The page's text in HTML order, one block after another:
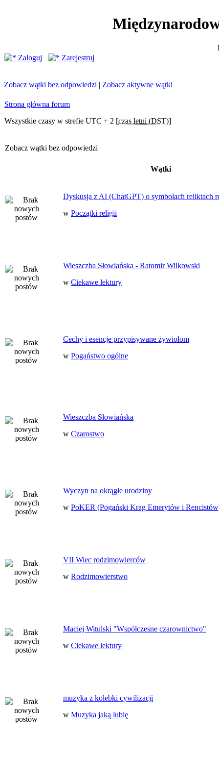
Zaloguj
Zarejestruj
Zobacz wątki bez odpowiedzi | Zobacz aktywne wątki
Strona główna forum
Wszystkie czasy w strefie UTC + 2 [czas letni (DST)]
Zobacz wątki bez odpowiedzi
Wątki
Dyskusja z AI (ChatGPT) o symbolach reliktach
w Początki religii
Wieszczba Słowiańska - Ratomir Wilkowski
w Ciekawe lektury
Cechy i esencje przypisywane żywiołom
w Pogaństwo ogólne
Wieszczba Słowiańska
w Czarostwo
Wyczyn na okrągłe urodziny
w PoKER (Pogański Krąg Emerytów i
VII Wiec rodzimowierców
w Rodzimowierstwo
Maciej Witulski "Współczesne czarownictwo"
w Ciekawe lektury
muzyka z kolebki cywilizacji
w Muzyka jaką lubię